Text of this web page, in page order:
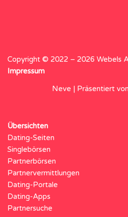
Copyright © 2022 – 2026 Webels
Impressum
Neve | Präsentiert von
Übersichten
Dating-Seiten
Singlebörsen
Partnerbörsen
Partnervermittlungen
Dating-Portale
Dating-Apps
Partnersuche